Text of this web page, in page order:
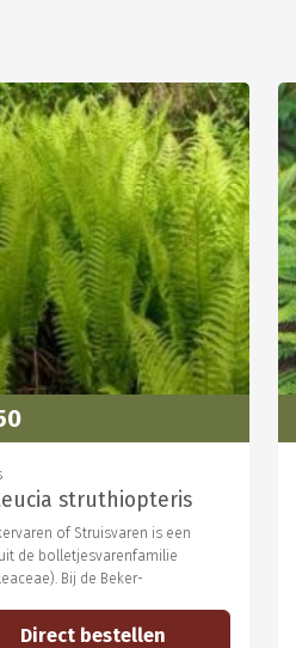
struthiopteris
of Struisvaren is een
de bolletjesvarenfamilie
Bij de Beker-
Direct bestellen